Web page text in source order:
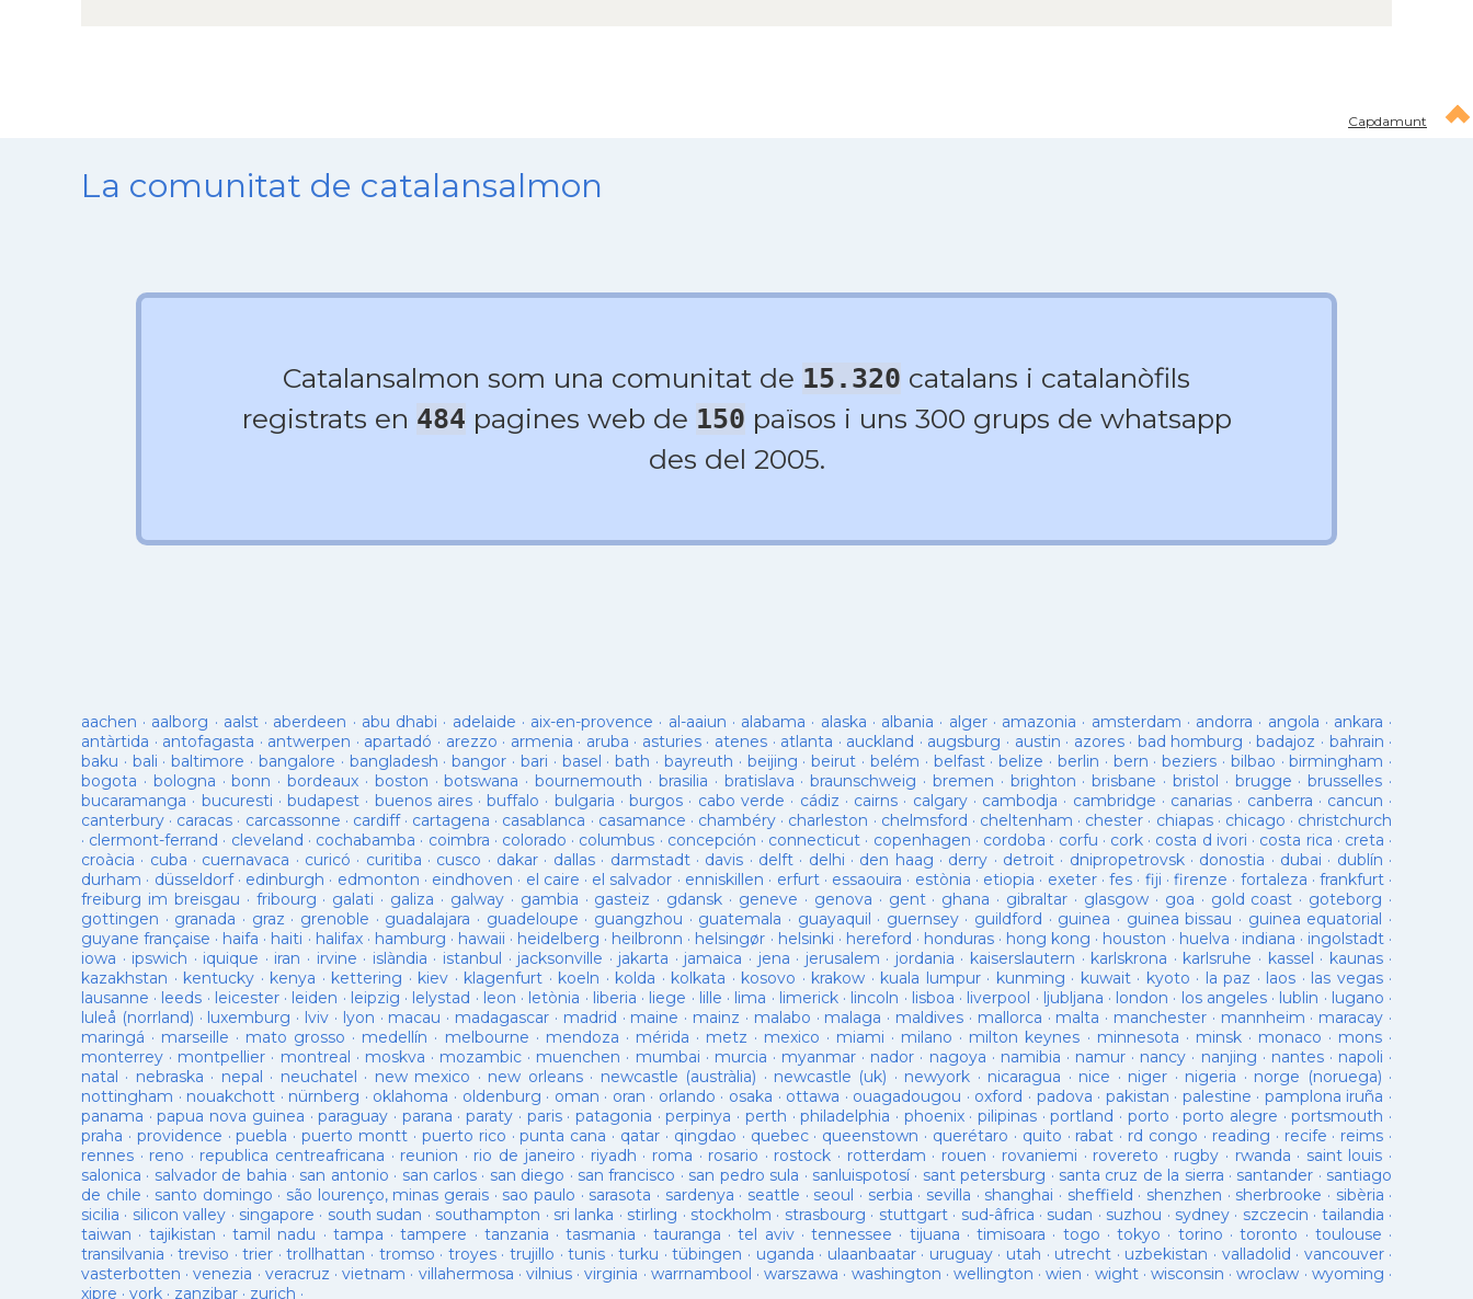
Capdamunt
La comunitat de catalansalmon
Catalansalmon som una comunitat de 15.320 catalans i catalanòfils
registrats en 484 pagines web de 150 països i uns 300 grups de whatsapp
des del 2005.
aachen · aalborg · aalst· aberdeen · abu dhabi · adelaide · aix-en-provence · al-aaiun · alabama · alaska · albania · alger· amazonia · amsterdam · andorra · angola · ankara ·
antàrtida · antofagasta · antwerpen · apartadó · arezzo · armenia · aruba · asturies· atenes · atlanta · auckland · augsburg · austin · azores· bad homburg ·badajoz · bahrain ·
baku · bali ·baltimore · bangalore · bangladesh ·bangor · bari · basel ·bath · bayreuth · beijing ·beirut · belém · belfast·belize · berlin · bern ·beziers · bilbao ·birmingham ·
bogota · bologna ·bonn ·bordeaux · boston ·botswana ·bournemouth · brasilia · bratislava ·braunschweig · bremen · brighton ·brisbane · bristol · brugge ·brusselles ·
bucaramanga · bucuresti · budapest · buenos aires·buffalo · bulgaria ·burgos · cabo verde · cádiz · cairns · calgary· cambodja · cambridge · canarias · canberra · cancun ·
canterbury · caracas · carcassonne · cardiff· cartagena · casablanca · casamance · chambéry · charleston · chelmsford · cheltenham · chester · chiapas· chicago · christchurch
· clermont-ferrand · cleveland · cochabamba · coimbra · colorado · columbus · concepción · connecticut · copenhagen · cordoba · corfu · cork · costa d ivori · costa rica · creta ·
croàcia · cuba · cuernavaca · curicó · curitiba · cusco · dakar · dallas· darmstadt· davis · delft· delhi · den haag · derry · detroit· dnipropetrovsk· donostia · dubai · dublín ·
durham · düsseldorf· edinburgh · edmonton · eindhoven · el caire · el salvador · enniskillen · erfurt· essaouira · estònia · etiopia · exeter· fes · fiji · firenze · fortaleza · frankfurt ·
freiburg im breisgau · fribourg · galati · galiza · galway· gambia · gasteiz · gdansk · geneve · genova · gent· ghana · gibraltar · glasgow· goa · gold coast · goteborg ·
gottingen · granada · graz · grenoble · guadalajara · guadeloupe · guangzhou · guatemala · guayaquil · guernsey· guildford · guinea · guinea bissau · guinea equatorial ·
guyane française · haifa · haiti · halifax· hamburg · hawaii · heidelberg · heilbronn · helsingør · helsinki · hereford · honduras· hong kong · houston · huelva · indiana · ingolstadt·
iowa · ipswich · iquique · iran · irvine · islàndia · istanbul · jacksonville · jakarta · jamaica · jena · jerusalem · jordania · kaiserslautern · karlskrona · karlsruhe · kassel · kaunas·
kazakhstan · kentucky · kenya · kettering · kiev · klagenfurt · koeln · kolda · kolkata · kosovo · krakow · kuala lumpur· kunming · kuwait· kyoto · la paz · laos · las vegas·
lausanne · leeds · leicester· leiden · leipzig · lelystad · leon · letònia · liberia · liege · lille · lima · limerick· lincoln · lisboa · liverpool · ljubljana · london · los angeles· lublin · lugano ·
luleå (norrland) · luxemburg · lviv · lyon · macau · madagascar · madrid · maine · mainz · malabo · malaga · maldives · mallorca · malta · manchester · mannheim · maracay ·
maringá · marseille · mato grosso · medellín · melbourne · mendoza · mérida · metz · mexico · miami · milano · milton keynes · minnesota · minsk· monaco · mons ·
monterrey · montpellier · montreal · moskva · mozambic · muenchen · mumbai · murcia · myanmar · nador · nagoya · namibia · namur · nancy · nanjing · nantes· napoli ·
natal · nebraska · nepal · neuchatel · new mexico · new orleans· newcastle (austràlia) · newcastle (uk) · newyork · nicaragua · nice · niger · nigeria · norge (noruega) ·
nottingham · nouakchott · nürnberg · oklahoma · oldenburg · oman · oran · orlando · osaka · ottawa · ouagadougou · oxford · padova · pakistan · palestine · pamplona iruña ·
panama ·papua nova guinea ·paraguay · parana ·paraty · paris· patagonia ·perpinya · perth ·philadelphia · phoenix·pilipinas ·portland · porto ·porto alegre ·portsmouth ·
praha · providence ·puebla ·puerto montt · puerto rico ·punta cana · qatar · qingdao · quebec· queenstown · querétaro · quito · rabat · rd congo · reading · recife · reims ·
rennes · reno · republica centreafricana · reunion · rio de janeiro · riyadh · roma · rosario · rostock · rotterdam · rouen · rovaniemi · rovereto · rugby · rwanda · saint louis ·
salonica · salvador de bahia · san antonio · san carlos · san diego · san francisco · san pedro sula · sanluispotosí· sant petersburg · santa cruz de la sierra · santander · santiago
de chile · santo domingo · são lourenço, minas gerais· sao paulo · sarasota · sardenya · seattle · seoul · serbia · sevilla · shanghai · sheffield · shenzhen · sherbrooke · sibèria ·
sicilia · silicon valley · singapore · south sudan · southampton · sri lanka · stirling · stockholm · strasbourg · stuttgart· sud-âfrica · sudan · suzhou · sydney · szczecin · tailandia ·
taiwan · tajikistan ·tamil nadu · tampa ·tampere · tanzania ·tasmania · tauranga ·tel aviv·tennessee · tijuana ·timisoara · togo ·tokyo · torino ·toronto · toulouse ·
transilvania ·treviso ·trier ·trollhattan · tromso · troyes· trujillo ·tunis ·turku ·tübingen · uganda · ulaanbaatar· uruguay· utah · utrecht · uzbekistan · valladolid · vancouver·
vasterbotten ·venezia · veracruz ·vietnam · villahermosa · vilnius·virginia · warrnambool ·warszawa · washington · wellington ·wien · wight·wisconsin ·wroclaw · wyoming ·
xipre · york · zanzibar · zurich ·